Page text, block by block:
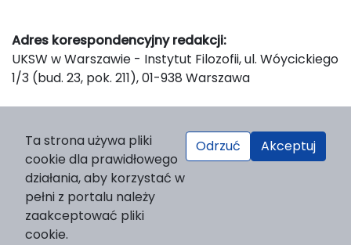
Adres korespondencyjny redakcji:
UKSW w Warszawie - Instytut Filozofii, ul. Wóycickiego
1/3 (bud. 23, pok. 211), 01-938 Warszawa
Wydawnictwo Naukowe UKSW, ul. Dewajtis 5, domek
nr 2, 01-815 Warszawa
Strona WWW Wydawnictwa
e-mail: wydawnictwo@uksw.edu.pl
Ta strona używa pliki
cookie dla prawidłowego
działania, aby korzystać w
pełni z portalu należy
zaakceptować pliki
cookie.
Odrzuć Akceptuj